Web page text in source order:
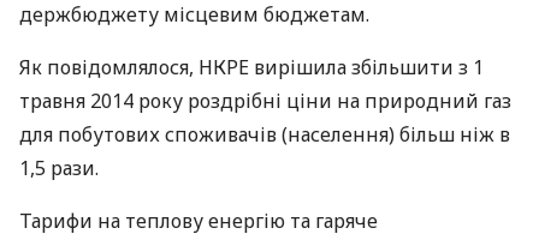
держбюджету місцевим бюджетам.
Як повідомлялося, НКРЕ вирішила збільшити з 1
травня 2014 року роздрібні ціни на природний газ
для побутових споживачів (населення) більш ніж в
1,5 рази.
Тарифи на теплову енергію та гаряче